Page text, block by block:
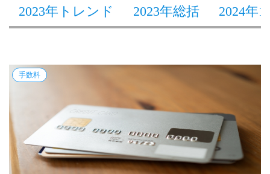
2023年トレンド 2023年総括 2024年1
手数料